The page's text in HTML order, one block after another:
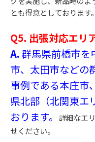
とも得意としております。
Q5. 出張対応エリ
A.群馬県前橋市を
市、太田市などの
事例である本庄市
県北部（北関東エ
おります。
詳細なエ
せください。